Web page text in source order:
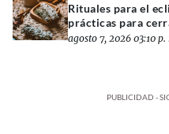
Rituales para el
prácticas para
agosto 7, 2026 03:10 p.
PUBLICIDAD -